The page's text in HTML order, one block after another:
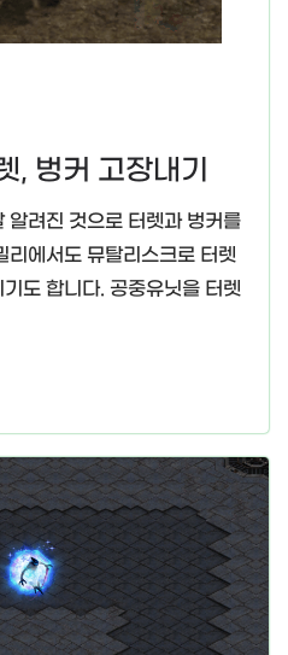
, 벙커 고장내기
알려진 것으로 터렛과 벙커를
리에서도 뮤탈리스크로 터렛
도 합니다. 공중유닛을 터렛